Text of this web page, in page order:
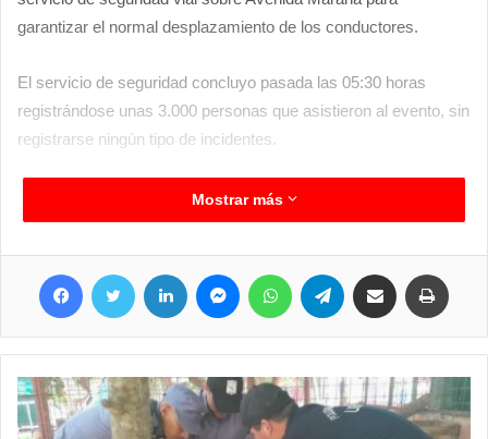
garantizar el normal desplazamiento de los conductores.
El servicio de seguridad concluyo pasada las 05:30 horas
registrándose unas 3.000 personas que asistieron al evento, sin
registrarse ningún tipo de incidentes.
Mostrar más